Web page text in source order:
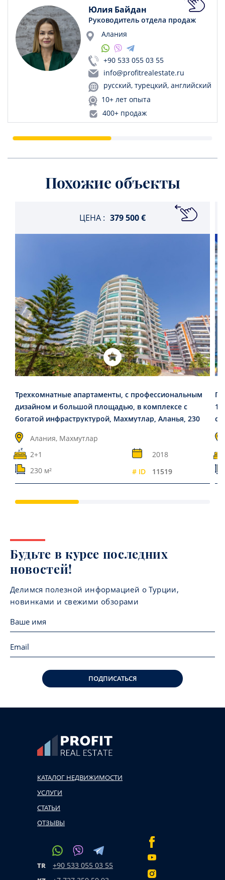
Юлия Байдан
Руководитель отдела продаж
Алания
+90 533 055 03 55
info@profitrealestate.ru
русский, турецкий, английский
10+ лет опыта
400+ продаж
Похожие объекты
ЦЕНА : 379 500 €
Трехкомнатные апартаменты, с профессиональным
дизайном и большой площадью, в комплексе с
богатой инфраструктурой, Махмутлар, Аланья, 230
м2
Алания, Махмутлар
2+1
2018
230 м²
# ID 11519
Будьте в курсе последних
новостей!
Делимся полезной информацией о Турции,
новинками и свежими обзорами
ПОДПИСАТЬСЯ
КАТАЛОГ НЕДВИЖИМОСТИ
УСЛУГИ
СТАТЬИ
ОТЗЫВЫ
TR +90 533 055 03 55